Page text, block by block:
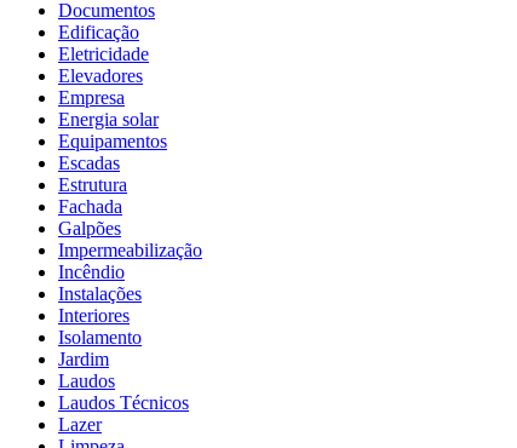
Documentos
Edificação
Eletricidade
Elevadores
Empresa
Energia solar
Equipamentos
Escadas
Estrutura
Fachada
Galpões
Impermeabilização
Incêndio
Instalações
Interiores
Isolamento
Jardim
Laudos
Laudos Técnicos
Lazer